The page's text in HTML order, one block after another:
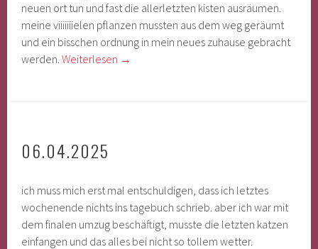
neuen ort tun und fast die allerletzten kisten ausräumen.
meine viiiiiiielen pflanzen mussten aus dem weg geräumt
und ein bisschen ordnung in mein neues zuhause gebracht
werden.Weiterlesen →
06.04.2025
ich muss mich erst mal entschuldigen, dass ich letztes
wochenende nichts ins tagebuch schrieb. aber ich war mit
dem finalen umzug beschäftigt, musste die letzten katzen
einfangen und das alles bei nicht so tollem wetter.